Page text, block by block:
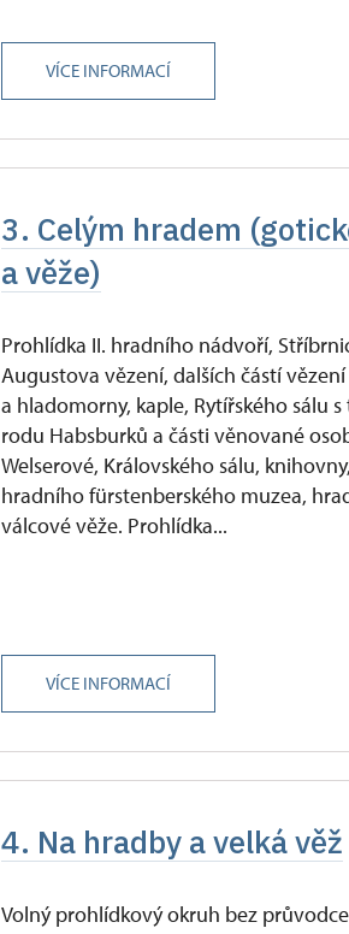
VÍCE INFORMACÍ
3. Celým hradem
a věže)
Prohlídka II. hradního nádvoří,
Augustova vězení, dalších částí vězení
a hladomorny, kaple, Rytířského sálu
rodu Habsburků a části věnované
Welserové, Královského sálu,
hradního fürstenberského muzea,
válcové věže. Prohlídka...
VÍCE INFORMACÍ
4. Na hradby a velká věž
Volný prohlídkový okruh bez